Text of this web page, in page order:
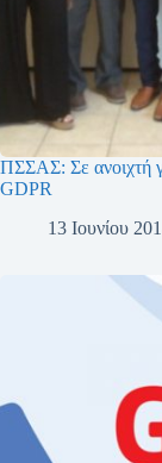
ΠΣΣΑΣ: Σε ανοιχτή
GDPR
13 Ιουνίου